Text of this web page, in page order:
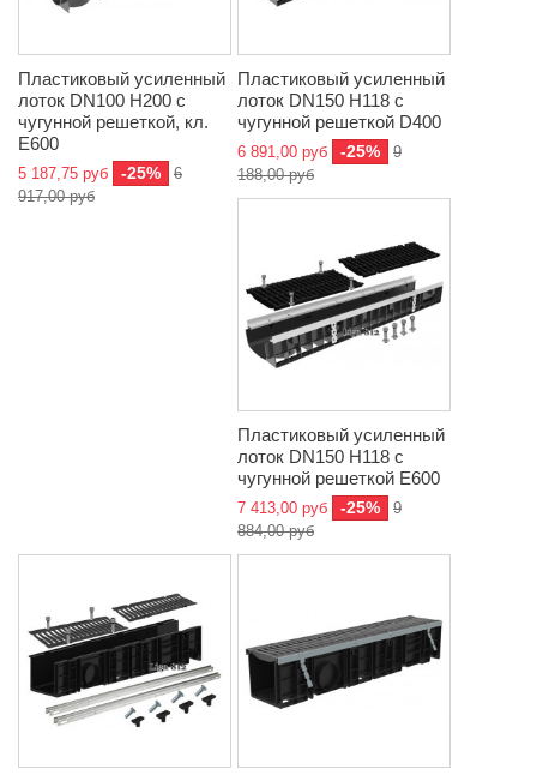
Пластиковый усиленный
лоток DN100 H200 с
чугунной решеткой, кл.
E600
5 187,75 руб -25%
6
917,00 руб
Пластиковый усиленный
лоток DN150 H118 с
чугунной решеткой D400
6 891,00 руб -25%
9
188,00 руб
Пластиковый усиленный
лоток DN150 H118 с
чугунной решеткой E600
7 413,00 руб -25%
9
884,00 руб